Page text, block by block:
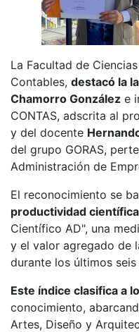
La Facultad de
Contables, destacó la
Chamorro González e
CONTAS, adscrita al
y del docente
del grupo GORAS,
Administración de
El reconocimiento se
productividad
Científico AD", una
y el valor agregado de
durante los últimos seis
Este índice clasifica a
conocimiento,
Artes, Diseño y